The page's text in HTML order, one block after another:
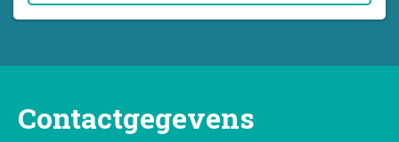
Contactgegevens